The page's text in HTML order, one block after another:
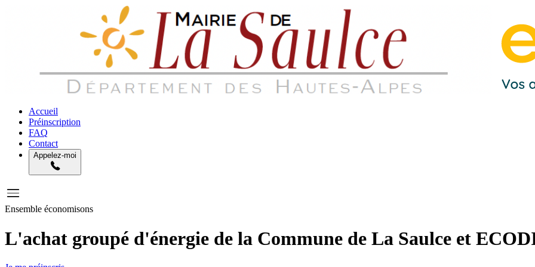
Accueil
Préinscription
FAQ
Contact
Appelez-moi
Ensemble économisons
L'achat groupé d'énergie de la Commune de La Saulce et